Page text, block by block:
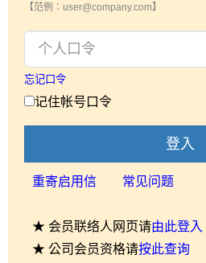
【范例：user@company.com】
忘记口令
记住帐号口令
登入
重寄启用信 常见问题
★ 会员联络人网页请由此登入
★ 公司会员资格请按此查询